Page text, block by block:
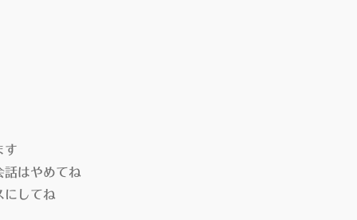
す
はやめてね
してね